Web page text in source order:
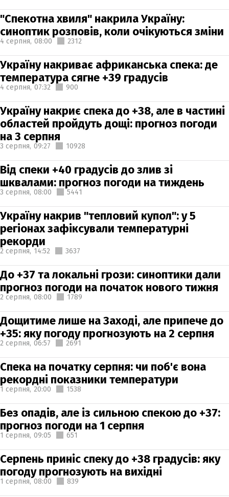
"Спекотна хвиля" накрила Україну:
синоптик розповів, коли очікуються зміни
4 серпня, 08:00 2312
Україну накриває африканська спека: де
температура сягне +39 градусів
4 серпня, 07:32 900
Україну накриє спека до +38, але в частині
областей пройдуть дощі: прогноз погоди
на 3 серпня
3 серпня, 09:27 10928
Від спеки +40 градусів до злив зі
шквалами: прогноз погоди на тиждень
3 серпня, 08:00 5441
Україну накрив "тепловий купол": у 5
регіонах зафіксували температурні
рекорди
2 серпня, 14:52 3637
До +37 та локальні грози: синоптики дали
прогноз погоди на початок нового тижня
2 серпня, 08:00 1789
Дощитиме лише на Заході, але припече до
+35: яку погоду прогнозують на 2 серпня
2 серпня, 06:57 2691
Спека на початку серпня: чи поб'є вона
рекордні показники температури
1 серпня, 20:00 1538
Без опадів, але із сильною спекою до +37:
прогноз погоди на 1 серпня
1 серпня, 09:05 651
Серпень приніс спеку до +38 градусів: яку
погоду прогнозують на вихідні
1 серпня, 08:00 839